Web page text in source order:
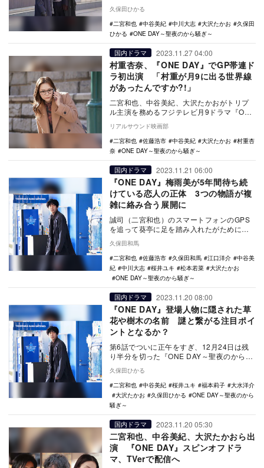
疑者として追わ…
久保田ひかる
二宮和也
中谷美紀 中川大志 大沢たかお
久保田
ひかる
ONE DAY～聖夜のから騒ぎ～
国内ドラマ 2023.11.27 04:00
村重杏奈、『ONE DAY』でGP帯連ド
ラ初出演 「村重が月9に出る世界線
があったんですか?!」
二宮和也、中谷美紀、大沢たかおがトリプ
ル主演を務めるフジテレビ月9ドラマ『ONE
DAY～聖夜のから騒ぎ～』の第8話に村重杏
奈が…
リアルサウンド映画部
二宮和也
佐藤浩市 中谷美紀 大沢たかお
村重杏
奈
ONE DAY～聖夜のから騒ぎ～
国内ドラマ 2023.11.21 06:00
『ONE DAY』梅雨美が5年間待ち続
けている恋人の正体 3つの物語が複
雑に絡み合う展開に
誠司（二宮和也）のスマートフォンのGPS
を追って葵亭に足を踏み入れたがために、
ミズキ（中川…
久保田和馬
二宮和也
佐藤浩市 久保田和馬 江口洋介
中谷美
紀
中川大志 桜井ユキ 松本若菜
大沢たかお
ONE DAY～聖夜のから騒ぎ～
国内ドラマ 2023.11.20 08:00
『ONE DAY』登場人物に隠された草
花や樹木の名前 謎と繋がる注目ポイ
ントとなるか？
第6話でついに正午をすぎ、12月24日は残
り半分を切った『ONE DAY～聖夜のから騒
亭」…
久保田ひかる
二宮和也
中谷美紀 桜井ユキ 福本莉子
大水洋介
大沢たかお
久保田ひかる
ONE DAY～聖夜のから
騒ぎ～
国内ドラマ 2023.11.20 05:30
二宮和也、中谷美紀、大沢たかおら出
演 『ONE DAY』スピンオフドラ
マ、TVerで配信へ